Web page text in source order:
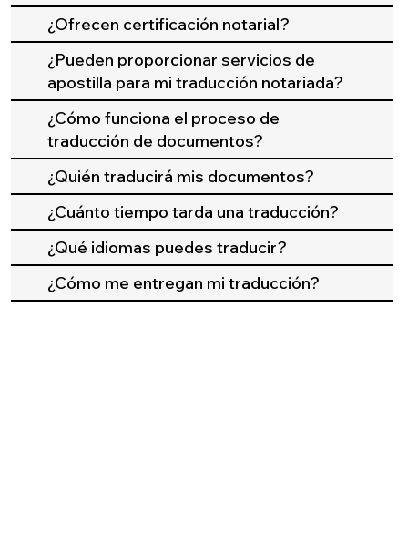
¿Ofrecen certificación notarial?
¿Pueden proporcionar servicios de
apostilla para mi traducción notariada?
¿Cómo funciona el proceso de
traducción de documentos?
¿Quién traducirá mis documentos?
¿Cuánto tiempo tarda una traducción?
¿Qué idiomas puedes traducir?
¿Cómo me entregan mi traducción?